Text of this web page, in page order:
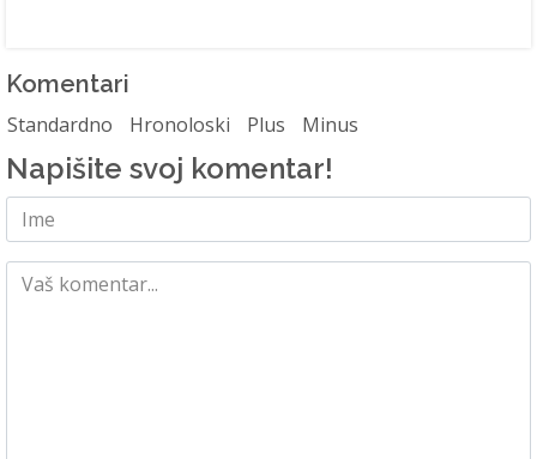
Komentari
Standardno Hronoloski Plus Minus
Napišite svoj komentar!